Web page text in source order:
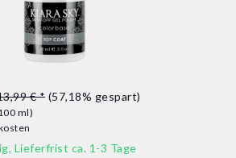
€ * (57,18% gespart)
ml)
Lieferfrist ca. 1-3 Tage